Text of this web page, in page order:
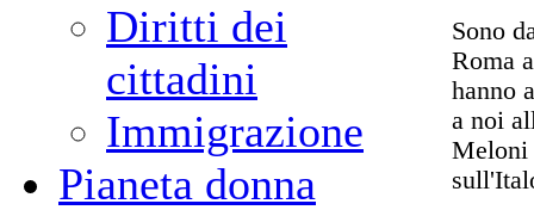
Diritti dei
cittadini
Immigrazione
Pianeta donna
Sono
Roma
hanno
a noi
Meloni